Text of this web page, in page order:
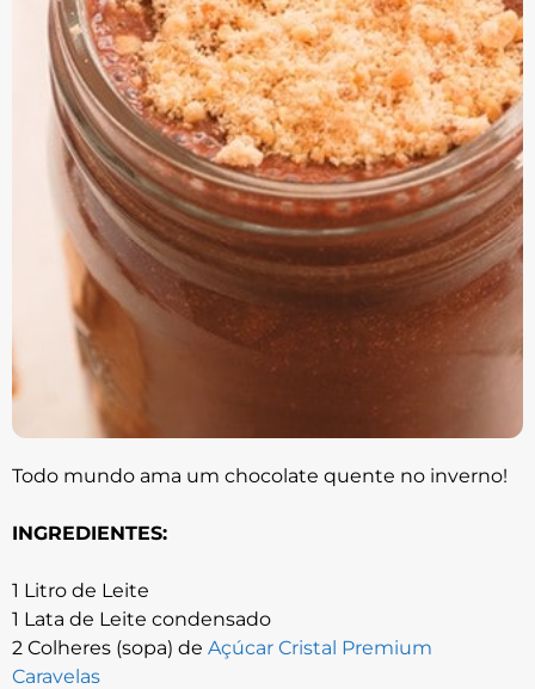
Todo mundo ama um chocolate quente no inverno!
INGREDIENTES:
1 Litro de Leite
1 Lata de Leite condensado
2 Colheres (sopa) de Açúcar Cristal Premium
Caravelas